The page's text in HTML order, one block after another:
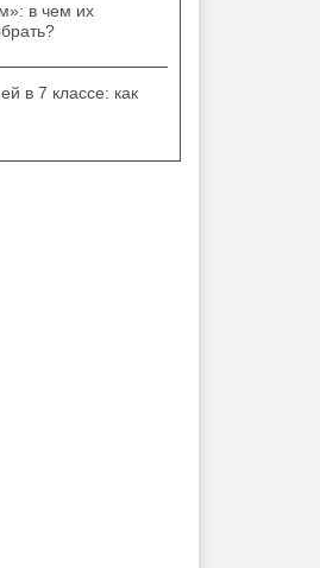
в чем их
в 7 классе: как